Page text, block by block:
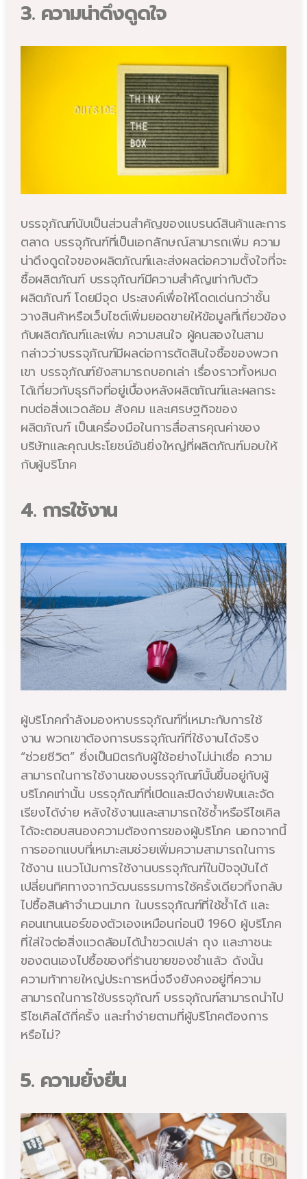
3. ความน่าดึงดูดใจ
บรรจุภัณฑ์นับเป็นส่วนสำคัญของแบรนด์สินค้าและการ
ตลาด บรรจุภัณฑ์ที่เป็นเอกลักษณ์สามารถเพิ่ม ความ
น่าดึงดูดใจของผลิตภัณฑ์และส่งผลต่อความตั้งใจที่จะ
ซื้อผลิตภัณฑ์ บรรจุภัณฑ์มีความสำคัญเท่ากับตัว
ผลิตภัณฑ์ โดยมีจุด ประสงค์เพื่อให้โดดเด่นกว่าชั้น
วางสินค้าหรือเว็บไซต์เพิ่มยอดขายให้ข้อมูลที่เกี่ยวข้อง
กับผลิตภัณฑ์และเพิ่ม ความสนใจ ผู้คนสองในสาม
กล่าวว่าบรรจุภัณฑ์มีผลต่อการตัดสินใจซื้อของพวก
เขา บรรจุภัณฑ์ยังสามารถบอกเล่า เรื่องราวทั้งหมด
ได้เกี่ยวกับธุรกิจที่อยู่เบื้องหลังผลิตภัณฑ์และผลกระ
ทบต่อสิ่งแวดล้อม สังคม และเศรษฐกิจของ
ผลิตภัณฑ์ เป็นเครื่องมือในการสื่อสารคุณค่าของ
บริษัทและคุณประโยชน์อันยิ่งใหญ่ที่ผลิตภัณฑ์มอบให้
กับผู้บริโภค
4. การใช้งาน
ผู้บริโภคกำลังมองหาบรรจุภัณฑ์ที่เหมาะกับการใช้
งาน พวกเขาต้องการบรรจุภัณฑ์ที่ใช้งานได้จริง
“ช่วยชีวิต” ซึ่งเป็นมิตรกับผู้ใช้อย่างไม่น่าเชื่อ ความ
สามารถในการใช้งานของบรรจุภัณฑ์นั้นขึ้นอยู่กับผู้
บริโภคเท่านั้น บรรจุภัณฑ์ที่เปิดและปิดง่ายพับและจัด
เรียงได้ง่าย หลังใช้งานและสามารถใช้ซ้ำหรือรีไซเคิล
ได้จะตอบสนองความต้องการของผู้บริโภค นอกจากนี้
การออกแบบที่เหมาะสมช่วยเพิ่มความสามารถในการ
ใช้งาน แนวโน้มการใช้งานบรรจุภัณฑ์ในปัจจุบันได้
เปลี่ยนทิศทางจากวัฒนธรรมการใช้ครั้งเดียวทิ้งกลับ
ไปซื้อสินค้าจำนวนมาก ในบรรจุภัณฑ์ที่ใช้ซ้ำได้ และ
คอนเทนเนอร์ของตัวเองเหมือนก่อนปี 1960 ผู้บริโภค
ที่ใส่ใจต่อสิ่งแวดล้อมได้นำขวดเปล่า ถุง และภาชนะ
ของตนเองไปซื้อของที่ร้านขายของชำแล้ว ดังนั้น
ความท้าทายใหญ่ประการหนึ่งจึงยังคงอยู่ที่ความ
สามารถในการใช้บรรจุภัณฑ์ บรรจุภัณฑ์สามารถนำไป
รีไซเคิลได้กี่ครั้ง และทำง่ายตามที่ผู้บริโภคต้องการ
หรือไม่?
5. ความยั่งยืน